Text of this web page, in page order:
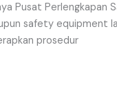
Pusat Perlengkapan
safety equipment
prosedur